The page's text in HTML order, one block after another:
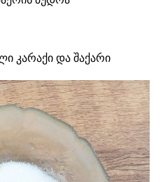
კარაქი და შაქარი